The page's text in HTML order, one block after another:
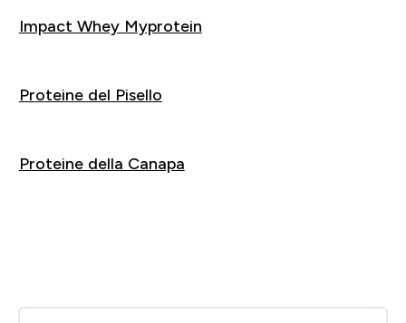
Impact Whey Myprotein
Proteine del Pisello
Proteine della Canapa